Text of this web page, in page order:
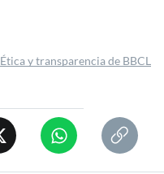
Ética y transparencia de BBCL